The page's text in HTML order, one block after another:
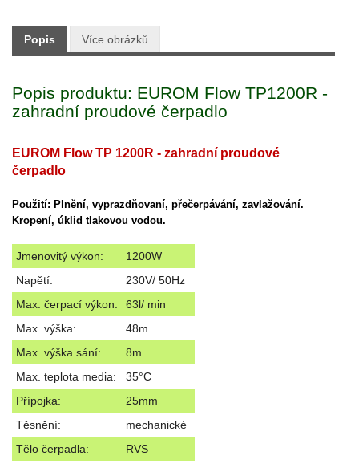
Popis Více obrázků
Popis produktu: EUROM Flow TP1200R -
zahradní proudové čerpadlo
EUROM Flow TP 1200R - zahradní proudové
čerpadlo
Použití: Plnění, vyprazdňovaní, přečerpávání, zavlažování.
Kropení, úklid tlakovou vodou.
Jmenovitý výkon:
1200W
Napětí:
230V/ 50Hz
Max. čerpací výkon:
63l/ min
Max. výška:
48m
Max. výška sání:
8m
Max. teplota media:
35°C
Přípojka:
25mm
Těsnění:
mechanické
Tělo čerpadla:
RVS